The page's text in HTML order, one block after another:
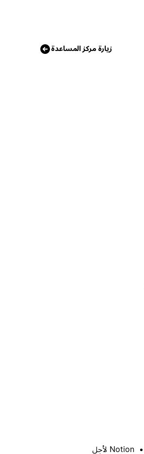
زيارة مركز المساعدة
Notion لأجل